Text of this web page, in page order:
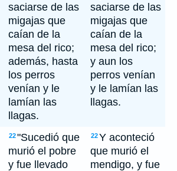
saciarse de las
migajas que
caían de la
mesa del rico;
además, hasta
los perros
venían y le
lamían las
llagas.
saciarse de las
migajas que
caían de la
mesa del rico;
y aun los
perros venían
y le lamían las
llagas.
22"Sucedió que
murió el pobre
y fue llevado
22Y aconteció
que murió el
mendigo, y fue